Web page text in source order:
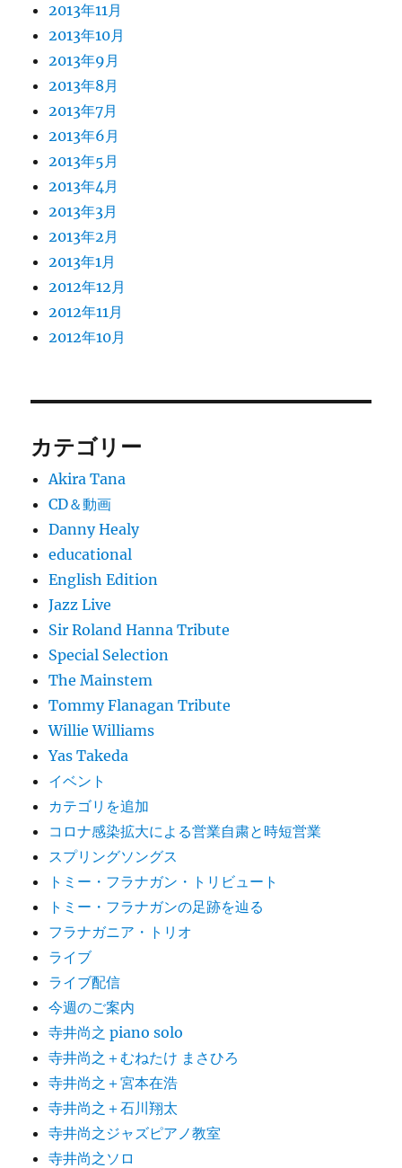
2013年11月
2013年10月
2013年9月
2013年8月
2013年7月
2013年6月
2013年5月
2013年4月
2013年3月
2013年2月
2013年1月
2012年12月
2012年11月
2012年10月
カテゴリー
Akira Tana
CD＆動画
Danny Healy
educational
English Edition
Jazz Live
Sir Roland Hanna Tribute
Special Selection
The Mainstem
Tommy Flanagan Tribute
Willie Williams
Yas Takeda
イベント
カテゴリを追加
コロナ感染拡大による営業自粛と時短営業
スプリングソングス
トミー・フラナガン・トリビュート
トミー・フラナガンの足跡を辿る
フラナガニア・トリオ
ライブ
ライブ配信
今週のご案内
寺井尚之 piano solo
寺井尚之＋むねたけ まさひろ
寺井尚之＋宮本在浩
寺井尚之＋石川翔太
寺井尚之ジャズピアノ教室
寺井尚之ソロ